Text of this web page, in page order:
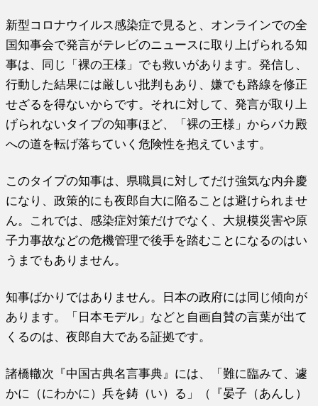
新型コロナウイルス感染症で見ると、オンラインでの全
国知事会で発言がテレビのニュースに取り上げられる知
事は、同じ「裸の王様」でも救いがあります。発信し、
行動した結果には厳しい批判もあり、嫌でも路線を修正
せざるを得ないからです。それに対して、発言が取り上
げられないタイプの知事ほど、「裸の王様」からバカ殿
への道を転げ落ちていく危険性を抱えています。
このタイプの知事は、県職員に対してだけ強気な内弁慶
になり、政策的にも夜郎自大に陥ることは避けられませ
ん。これでは、感染症対策だけでなく、大規模災害や原
子力事故などの危機管理で後手を踏むことになるのはい
うまでもありません。
知事ばかりではありません。日本の政府には同じ傾向が
あります。「日本モデル」などと自画自賛の言葉が出て
くるのは、夜郎自大である証拠です。
諸橋轍次『中国古典名言事典』には、「難に臨みて、遽
かに（にわかに）兵を鋳（い）る」（『晏子（あんし）